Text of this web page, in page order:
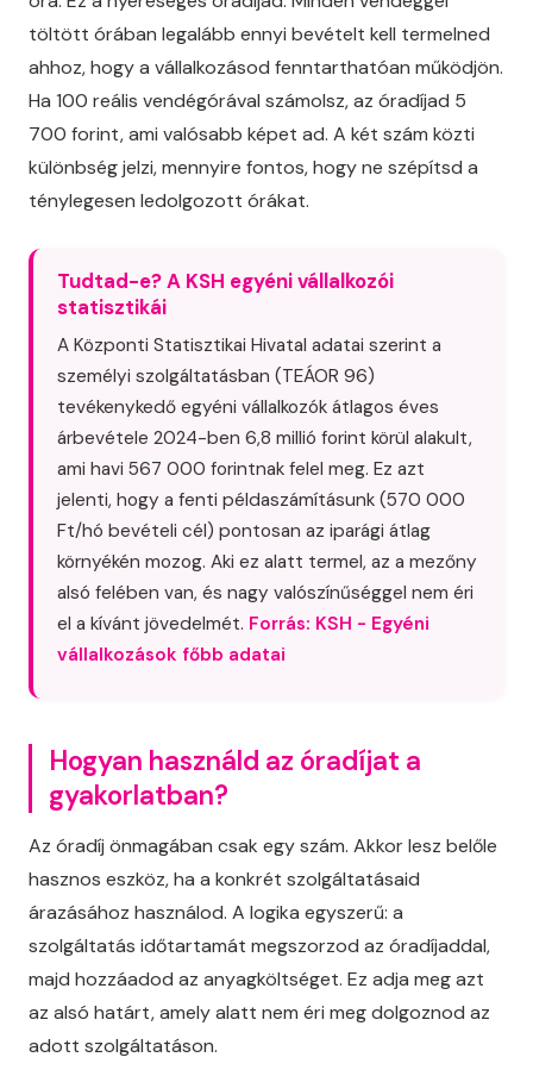
töltött órában legalább ennyi bevételt kell termelned
ahhoz, hogy a vállalkozásod fenntarthatóan működjön.
Ha 100 reális vendégórával számolsz, az óradíjad 5
700 forint, ami valósabb képet ad. A két szám közti
különbség jelzi, mennyire fontos, hogy ne szépítsd a
ténylegesen ledolgozott órákat.
Tudtad-e? A KSH egyéni vállalkozói
statisztikái
A Központi Statisztikai Hivatal adatai szerint a
személyi szolgáltatásban (TEÁOR 96)
tevékenykedő egyéni vállalkozók átlagos éves
árbevétele 2024-ben 6,8 millió forint körül alakult,
ami havi 567 000 forintnak felel meg. Ez azt
jelenti, hogy a fenti példaszámításunk (570 000
Ft/hó bevételi cél) pontosan az iparági átlag
környékén mozog. Aki ez alatt termel, az a mezőny
alsó felében van, és nagy valószínűséggel nem éri
el a kívánt jövedelmét. Forrás: KSH - Egyéni
vállalkozások főbb adatai
Hogyan használd az óradíjat a
gyakorlatban?
Az óradíj önmagában csak egy szám. Akkor lesz belőle
hasznos eszköz, ha a konkrét szolgáltatásaid
árazásához használod. A logika egyszerű: a
szolgáltatás időtartamát megszorzod az óradíjaddal,
majd hozzáadod az anyagköltséget. Ez adja meg azt
az alsó határt, amely alatt nem éri meg dolgoznod az
adott szolgáltatáson.